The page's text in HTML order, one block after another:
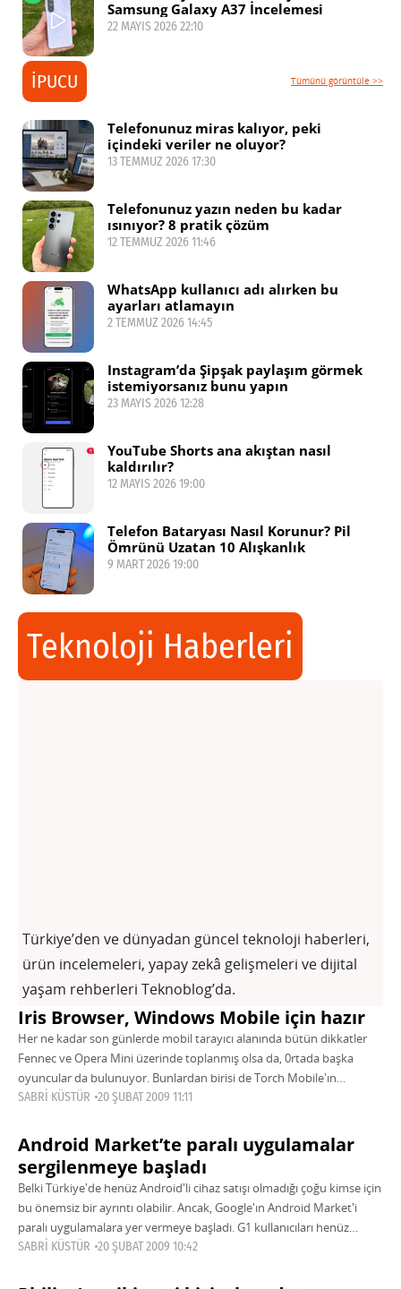
Samsung Galaxy A37 İncelemesi
22 MAYIS 2026 22:10
İPUCU Tümünü görüntüle >>
Telefonunuz miras kalıyor, peki
içindeki veriler ne oluyor?
13 TEMMUZ 2026 17:30
Telefonunuz yazın neden bu kadar
ısınıyor? 8 pratik çözüm
12 TEMMUZ 2026 11:46
WhatsApp kullanıcı adı alırken bu
ayarları atlamayın
2 TEMMUZ 2026 14:45
Instagram’da Şipşak paylaşım görmek
istemiyorsanız bunu yapın
23 MAYIS 2026 12:28
YouTube Shorts ana akıştan nasıl
kaldırılır?
12 MAYIS 2026 19:00
Telefon Bataryası Nasıl Korunur? Pil
Ömrünü Uzatan 10 Alışkanlık
9 MART 2026 19:00
Teknoloji Haberleri
Türkiye’den ve dünyadan güncel teknoloji haberleri,
ürün incelemeleri, yapay zekâ gelişmeleri ve dijital
yaşam rehberleri Teknoblog’da.
Iris Browser, Windows Mobile için hazır
Her ne kadar son günlerde mobil tarayıcı alanında bütün dikkatler
Fennec ve Opera Mini üzerinde toplanmış olsa da, 0rtada başka
oyuncular da bulunuyor. Bunlardan birisi de Torch Mobile'ın
duyurduğu ve
SABRI KÜSTÜR 20 ŞUBAT 2009 11:11
Android Market’te paralı uygulamalar
sergilenmeye başladı
Belki Türkiye'de henüz Android'li cihaz satışı olmadığı çoğu kimse için
bu önemsiz bir ayrıntı olabilir. Ancak, Google'ın Android Market'i
paralı uygulamalara yer vermeye başladı. G1 kullanıcıları henüz
güncellemeyi alamadıkları için
SABRI KÜSTÜR 20 ŞUBAT 2009 10:42